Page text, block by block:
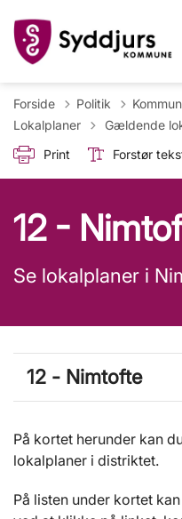
Forside Politik
Lokalplaner
Tilbage til
Gældende
Print
Forstør
12 -
Se lokalplaner i
12 - Nimtofte
På kortet herunder kan
lokalplaner i distriktet.
På listen under kortet